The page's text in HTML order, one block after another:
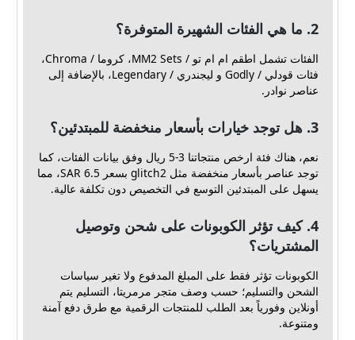
2. ما هي الفئات الشهيرة المتوفرة؟
الفئات تشمل اطقم ام ام تو / MM2 Sets، كروما / Chroma،
فئات قودلي / Godly و ليجندري / Legendary، بالإضافة إلى
عناصر نوادر.
3. هل توجد خيارات بأسعار منخفضة للمبتدئين؟
نعم، هناك فئة ارخص منتجاتنا 3-5 ريال وفق بيانات الفئات، كما
توجد عناصر بأسعار منخفضة مثل glitch2 بسعر 6.5 SAR، مما
يسهل على المبتدئين التوسع في التخصيص دون تكلفة عالية.
4. كيف تؤثر الكوبونات على شحن وتوصيل
المشتريات؟
الكوبونات تؤثر فقط على المبلغ المدفوع ولا تغير سياسات
الشحن والتسليم؛ حسب وصف متجر مرمريتا، التسليم يتم
أونلاين وفورياً بعد الطلب للمنتجات الرقمية مع طرق دفع آمنة
ومتنوعة.